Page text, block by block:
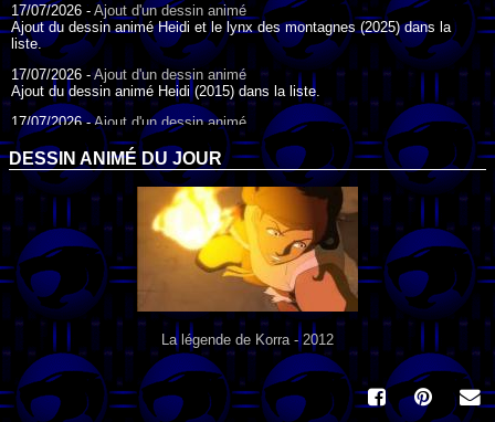
17/07/2026 - Ajout d'un dessin animé
Ajout du dessin animé Heidi et le lynx des montagnes (2025) dans la
liste.
17/07/2026 -Ajout d'un dessin animé
Ajout du dessin animé Heidi (2015) dans la liste.
17/07/2026 -Ajout d'un dessin animé
Ajout du dessin animé Heidi (1995) dans la liste.
09/07/2026 -Ajout d'un dessin animé
Ajout du dessin animé Genki l'Aventurier de la Chance (2006) dans la
liste.
04/07/2026 -
Ajout d'un dessin animé
Ajout du dessin animé Vilain Petit Canard (2000) dans la liste.
04/07/2026 -
Ajout d'un dessin animé
Ajout du dessin animé Le Noël du vilain petit canard (2003) dans la liste.
DESSIN ANIMÉ DU JOUR
La légende de Korra - 2012